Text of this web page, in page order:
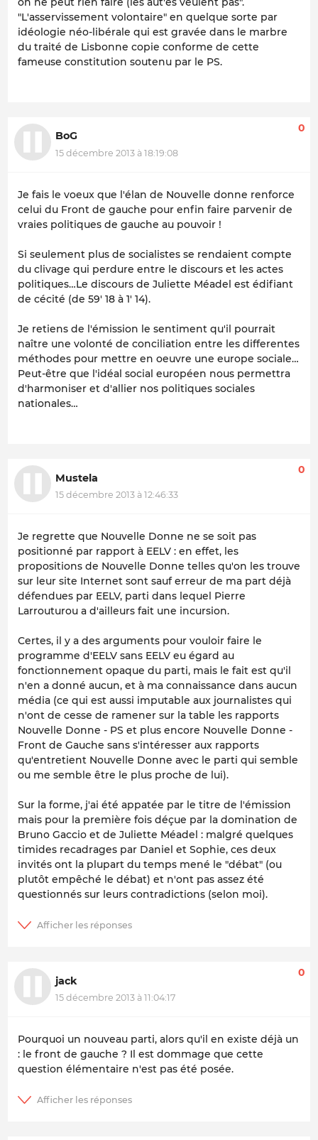
"L'asservissement volontaire" en quelque sorte par
idéologie néo-libérale qui est gravée dans le marbre
du traité de Lisbonne copie conforme de cette
fameuse constitution soutenu par le PS.
BoG
15 décembre 2013 à 18:19:08
0
Je fais le voeux que l'élan de Nouvelle donne renforce
celui du Front de gauche pour enfin faire parvenir de
vraies politiques de gauche au pouvoir !
Si seulement plus de socialistes se rendaient compte
du clivage qui perdure entre le discours et les actes
politiques…Le discours de Juliette Méadel est édifiant
de cécité (de 59' 18 à 1' 14).
Je retiens de l'émission le sentiment qu'il pourrait
naître une volonté de conciliation entre les differentes
méthodes pour mettre en oeuvre une europe sociale…
Peut-être que l'idéal social européen nous permettra
d'harmoniser et d'allier nos politiques sociales
nationales…
Mustela
15 décembre 2013 à 12:46:33
0
Je regrette que Nouvelle Donne ne se soit pas
positionné par rapport à EELV : en effet, les
propositions de Nouvelle Donne telles qu'on les trouve
sur leur site Internet sont sauf erreur de ma part déjà
défendues par EELV, parti dans lequel Pierre
Larrouturou a d'ailleurs fait une incursion.
Certes, il y a des arguments pour vouloir faire le
programme d'EELV sans EELV eu égard au
fonctionnement opaque du parti, mais le fait est qu'il
n'en a donné aucun, et à ma connaissance dans aucun
média (ce qui est aussi imputable aux journalistes qui
n'ont de cesse de ramener sur la table les rapports
Nouvelle Donne - PS et plus encore Nouvelle Donne -
Front de Gauche sans s'intéresser aux rapports
qu'entretient Nouvelle Donne avec le parti qui semble
ou me semble être le plus proche de lui).
Sur la forme, j'ai été appatée par le titre de l'émission
mais pour la première fois déçue par la domination de
Bruno Gaccio et de Juliette Méadel : malgré quelques
timides recadrages par Daniel et Sophie, ces deux
invités ont la plupart du temps mené le "débat" (ou
plutôt empêché le débat) et n'ont pas assez été
questionnés sur leurs contradictions (selon moi).
jack
15 décembre 2013 à 11:04:17
0
Pourquoi un nouveau parti, alors qu'il en existe déjà un
: le front de gauche ? Il est dommage que cette
question élémentaire n'est pas été posée.